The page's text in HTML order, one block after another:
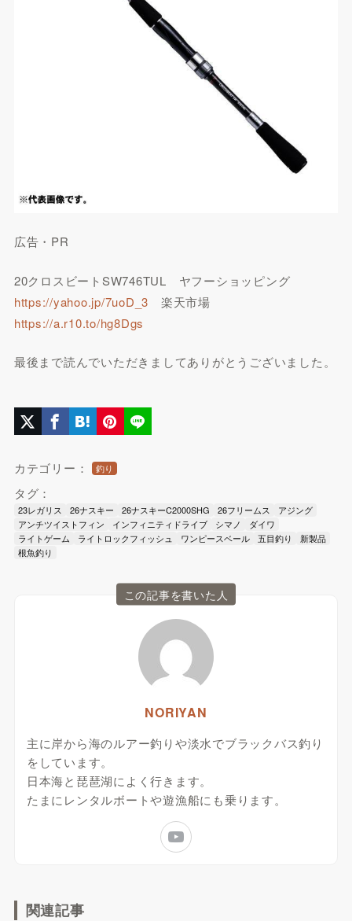
広告・PR
20クロスビートSW746TUL ヤフーショッピング
https://yahoo.jp/7uoD_3 楽天市場
https://a.r10.to/hg8Dgs
最後まで読んでいただきましてありがとうございました。
カテゴリー： 釣り
タグ：
23レガリス 26ナスキー 26ナスキーC2000SHG 26フリームス
アジング
アンチツイストフィン
インフィニティドライブ シマノ
ダイワ
ライトゲーム
ライトロックフィッシュ ワンピースベール 五目釣り
新製品
根魚釣り
この記事を書いた人
NORIYAN
主に岸から海のルアー釣りや淡水でブラックバス釣り
をしています。
日本海と琵琶湖によく行きます。
たまにレンタルボートや遊漁船にも乗ります。
関連記事